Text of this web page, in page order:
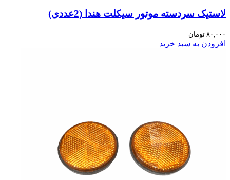
لاستیک سردسته موتور سیکلت هندا (2عددی)
۸۰,۰۰۰ تومان
افزودن به سبد خرید